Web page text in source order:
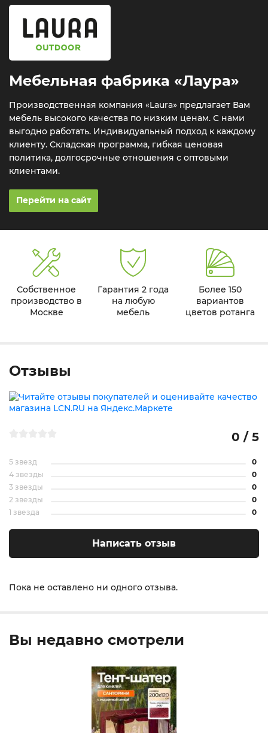
Мебельная фабрика «Лаура»
Производственная компания «Laura» предлагает Вам
мебель высокого качества по низким ценам. С нами
выгодно работать. Индивидуальный подход к каждому
клиенту. Складская программа, гибкая ценовая
политика, долгосрочные отношения с оптовыми
клиентами.
Перейти на сайт
Собственное
производство в
Москве
Гарантия 2 года
на любую
мебель
Более 150
вариантов
цветов ротанга
Отзывы
Пока не оставлено ни одного отзыва.
0 / 5
5 звезд
0
4 звезды
0
3 звезды
0
2 звезды
0
1 звезда
0
Написать отзыв
Вы недавно смотрели